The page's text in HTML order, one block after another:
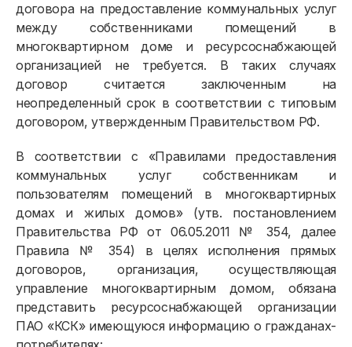
договора на предоставление коммунальных услуг
между собственниками помещений в
многоквартирном доме и ресурсоснабжающей
организацией не требуется. В таких случаях
договор считается заключенным на
неопределенный срок в соответствии с типовым
договором, утвержденным Правительством РФ.
В соответствии с «Правилами предоставления
коммунальных услуг собственникам и
пользователям помещений в многоквартирных
домах и жилых домов» (утв. постановлением
Правительства РФ от 06.05.2011 № 354, далее
Правила № 354) в целях исполнения прямых
договоров, организация, осуществляющая
управление многоквартирным домом, обязана
представить ресурсоснабжающей организации
ПАО «КСК» имеющуюся информацию о гражданах-